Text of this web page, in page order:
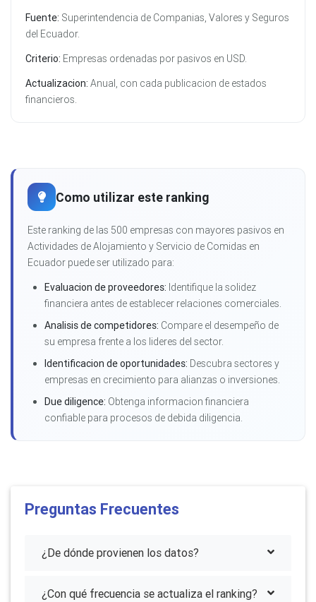
Fuente: Superintendencia de Companias, Valores y Seguros
del Ecuador.
Criterio: Empresas ordenadas por pasivos en USD.
Actualizacion: Anual, con cada publicacion de estados
financieros.
Como utilizar este ranking
Este ranking de las 500 empresas con mayores pasivos en
Actividades de Alojamiento y Servicio de Comidas en
Ecuador puede ser utilizado para:
Evaluacion de proveedores: Identifique la solidez
financiera antes de establecer relaciones comerciales.
Analisis de competidores: Compare el desempeño de
su empresa frente a los lideres del sector.
Identificacion de oportunidades: Descubra sectores y
empresas en crecimiento para alianzas o inversiones.
Due diligence: Obtenga informacion financiera
confiable para procesos de debida diligencia.
Preguntas Frecuentes
¿De dónde provienen los datos?
¿Con qué frecuencia se actualiza el ranking?